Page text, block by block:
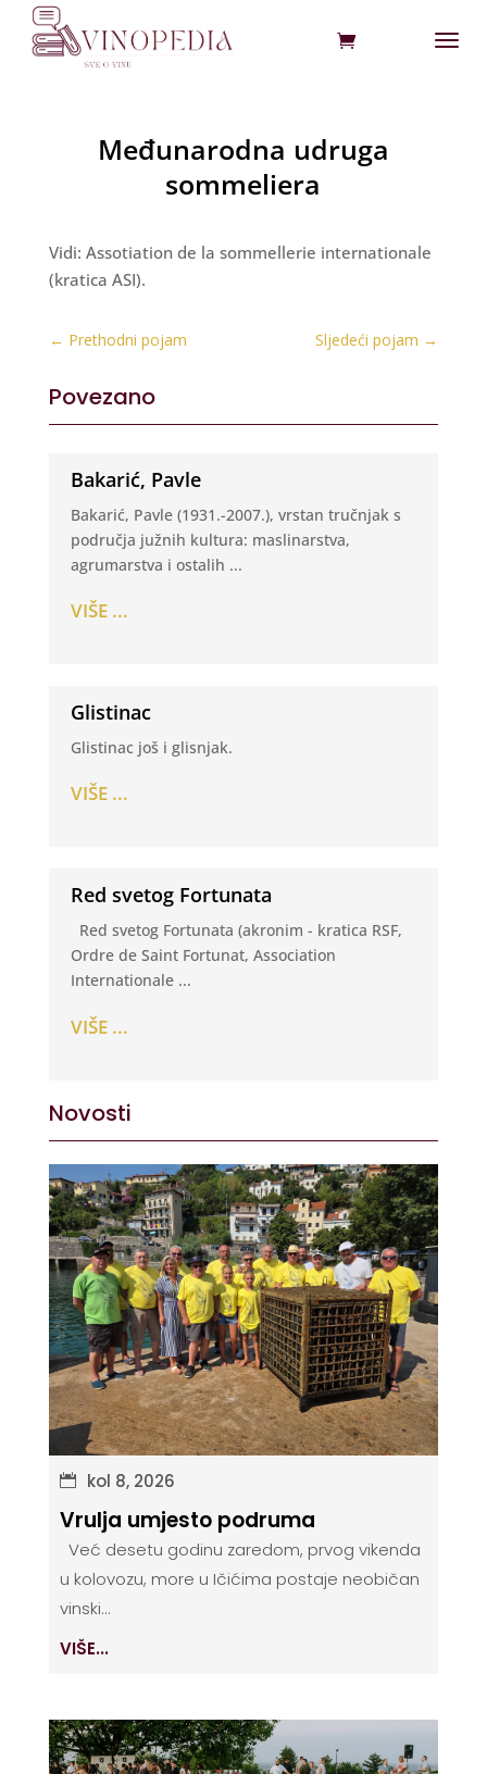
Međunarodna udruga
sommeliera
Vidi: Assotiation de la sommellerie internationale
(kratica ASI).
← Prethodni pojam Sljedeći pojam →
Povezano
Bakarić, Pavle
Bakarić, Pavle (1931.-2007.), vrstan tručnjak s
područja južnih kultura: maslinarstva,
agrumarstva i ostalih ...
VIŠE ...
Glistinac
Glistinac još i glisnjak.
VIŠE ...
Red svetog Fortunata
Red svetog Fortunata (akronim - kratica RSF,
Ordre de Saint Fortunat, Association
Internationale ...
VIŠE ...
Novosti
kol 8, 2026
Vrulja umjesto podruma
Već desetu godinu zaredom, prvog vikenda
u kolovozu, more u Ičićima postaje neobičan
vinski...
VIŠE...